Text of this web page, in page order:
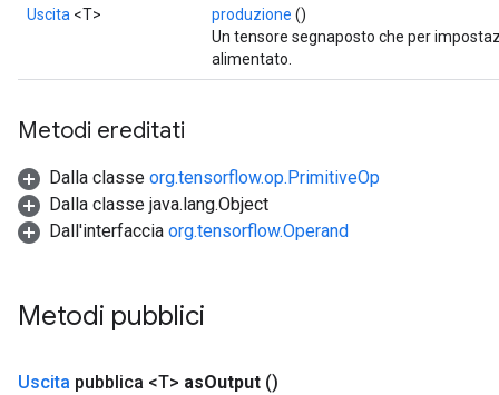
Uscita <T> produzione ()
Un tensore segnaposto che per
alimentato.
Metodi ereditati
Dalla classe org.tensorflow.op.PrimitiveOp
Dalla classe java.lang.Object
Dall'interfaccia org.tensorflow.Operand
Metodi pubblici
Uscita pubblica <T> asOutput ()